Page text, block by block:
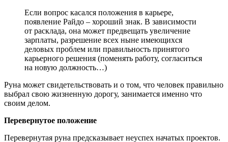
Если вопрос касался положения в карьере,
появление Райдо – хороший знак. В зависимости
от расклада, она может предвещать увеличение
зарплаты, разрешение всех ныне имеющихся
деловых проблем или правильность принятого
карьерного решения (поменять работу, согласиться
на новую должность…)
Руна может свидетельствовать и о том, что человек правильно
выбрал свою жизненную дорогу, занимается именно что
своим делом.
Перевернутое положение
Перевернутая руна предсказывает неуспех начатых проектов.